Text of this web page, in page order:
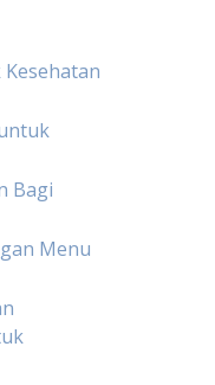
Bagi
Menu